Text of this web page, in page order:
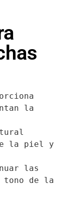
la
la piel y
las
tono de la